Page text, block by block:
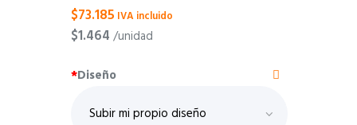
$73.185
$1.464 /unidad
*Diseño